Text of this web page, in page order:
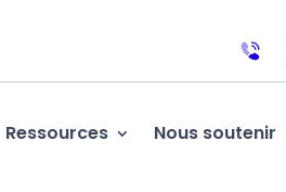
Ressources Nous soutenir